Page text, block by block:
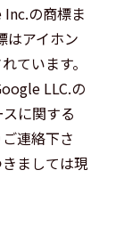
の商標ま
はアイホン
ています。
LLC.の
に関する
連絡下さ
ましては現